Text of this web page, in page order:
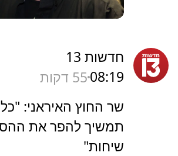
חדשות 13
08:1955 דקות
שר החוץ האיראני:
תמשיך להפר את
שיחות"